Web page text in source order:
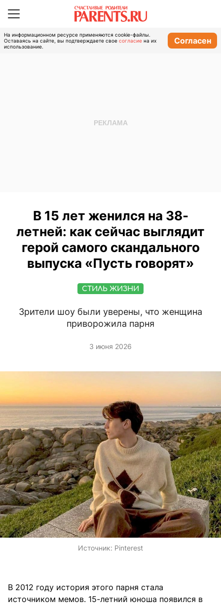
На информационном ресурсе применяются cookie-файлы.
Оставаясь на сайте, вы подтверждаете свое согласие на их
использование.
Согласен
В 15 лет женился на 38-
летней: как сейчас выглядит
герой самого скандального
выпуска «Пусть говорят»
СТИЛЬ ЖИЗНИ
Зрители шоу были уверены, что женщина
приворожила парня
3 июня 2026
Источник: Pinterest
В 2012 году история этого парня стала
источником мемов. 15-летний юноша появился в